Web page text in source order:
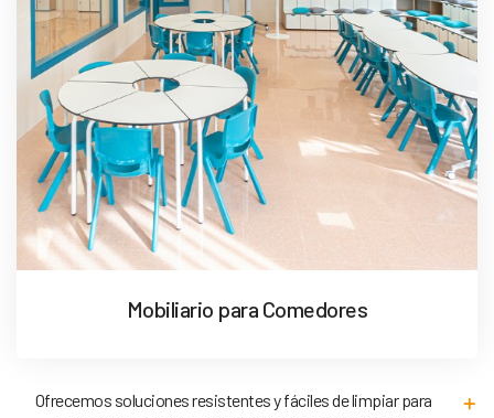
Mobiliario para Comedores
Ofrecemos soluciones resistentes y fáciles de limpiar para